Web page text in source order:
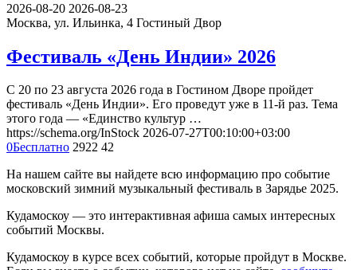
2026-08-20 2026-08-23
Москва, ул. Ильинка, 4 Гостиный Двор
Фестиваль «День Индии» 2026
С 20 по 23 августа 2026 года в Гостином Дворе пройдет
фестиваль «День Индии». Его проведут уже в 11-й раз. Тема
этого года — «Единство культур …
https://schema.org/InStock 2026-07-27T00:10:00+03:00
0Бесплатно 2922 42
На нашем сайте вы найдете всю информацию про событие
московский зимний музыкальный фестиваль в Зарядье 2025.
Кудамоскоу — это интерактивная афиша самых интересных
событий Москвы.
Кудамоскоу в курсе всех событий, которые пройдут в Москве.